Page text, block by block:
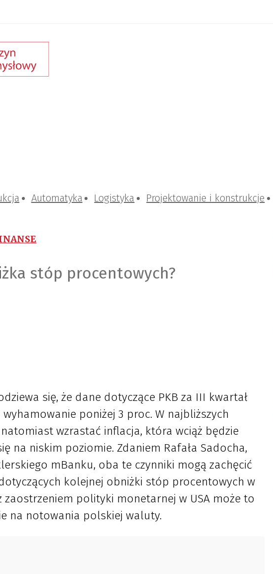
Automatyka Logistyka Projektowanie i konstrukcje
stóp procentowych?
się, że dane dotyczące PKB za III kwartał
poniżej 3 proc. W najbliższych
wzrastać inflacja, która wciąż będzie
na niskim poziomie. Zdaniem Rafała Sadocha,
mBanku, oba te czynniki mogą zachęcić
kolejnej obniżki stóp procentowych w
zaostrzeniem polityki monetarnej w USA może to
na notowania polskiej waluty.